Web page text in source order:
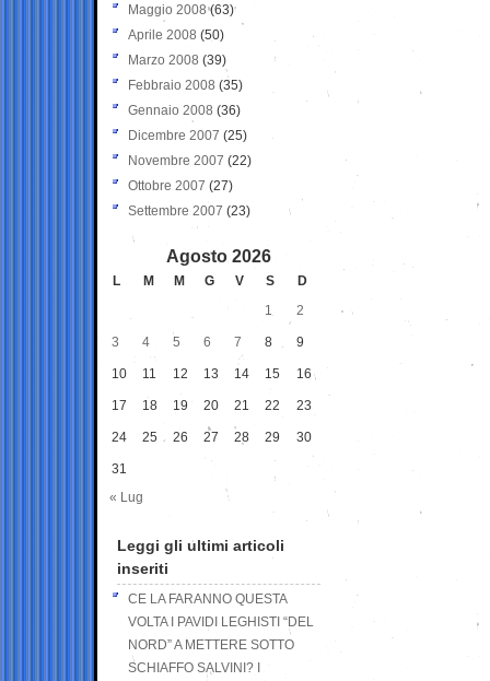
Maggio 2008(63)
Aprile 2008 (50)
Marzo 2008 (39)
Febbraio 2008 (35)
Gennaio 2008 (36)
Dicembre 2007 (25)
Novembre 2007 (22)
Ottobre 2007 (27)
Settembre 2007 (23)
Agosto 2026
L M M G V S
D
1
2
3 4 5 6 7 8 9
10 11 12 13 14 15 16
17 18 19 20 21 22 23
24 25 26 27 28 29 30
31
« Lug
Leggi gli ultimi articoli
inseriti
CE LA FARANNO QUESTA
VOLTA I PAVIDI LEGHISTI “DEL
NORD” A METTERE SOTTO
SCHIAFFO SALVINI? I